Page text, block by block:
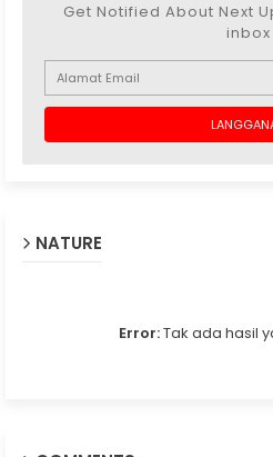
Get Notified About Next
inbox
NATURE
Error:Tak ada hasil